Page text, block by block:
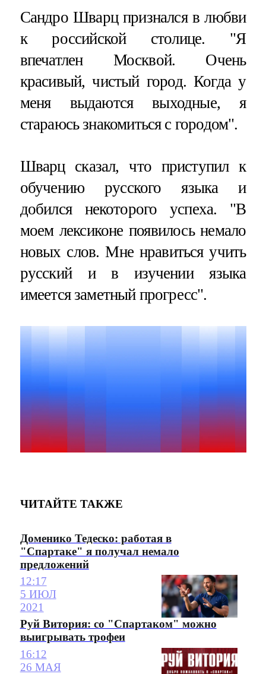
Сандро Шварц признался в любви
к российской столице. "Я
впечатлен Москвой. Очень
красивый, чистый город. Когда у
меня выдаются выходные, я
стараюсь знакомиться с городом".
Шварц сказал, что приступил к
обучению русского языка и
добился некоторого успеха. "В
моем лексиконе появилось немало
новых слов. Мне нравиться учить
русский и в изучении языка
имеется заметный прогресс".
ЧИТАЙТЕ ТАКЖЕ
Доменико Тедеско: работая в
"Спартаке" я получал немало
предложений
12:17
5 ИЮЛ
2021
Руй Витория: со "Спартаком" можно
выигрывать трофеи
16:12
26 МАЯ